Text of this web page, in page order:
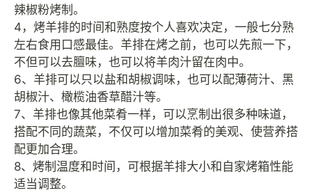
辣椒粉烤制。
4，烤羊排的时间和熟度按个人喜欢决定，一般七分熟
左右食用口感最佳。羊排在烤之前，也可以先煎一下，
不但可以去膻味，也可以将羊肉汁留在肉中。
6、羊排可以只以盐和胡椒调味，也可以配薄荷汁、黑
胡椒汁、橄榄油香草醋汁等。
7、羊排也像其他菜肴一样，可以烹制出很多种味道，
搭配不同的蔬菜，不仅可以增加菜肴的美观、使营养搭
配更加合理。
8、烤制温度和时间，可根据羊排大小和自家烤箱性能
适当调整。